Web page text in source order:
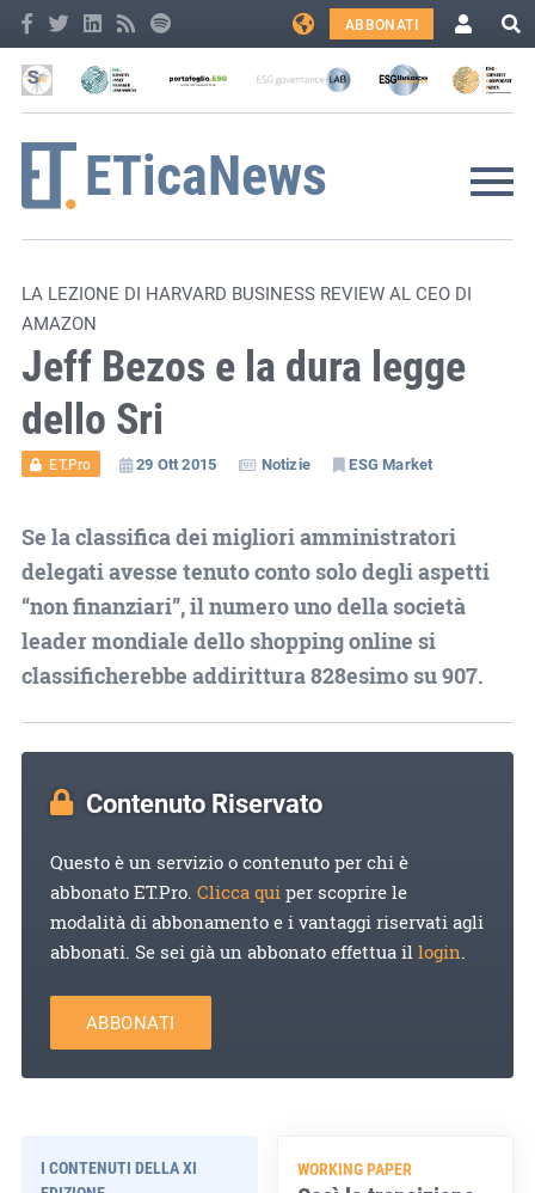
ABBONATI
LA LEZIONE DI HARVARD BUSINESS REVIEW AL CEO DI
AMAZON
Jeff Bezos e la dura legge
dello Sri
ET.Pro 29 Ott 2015 Notizie ESG Market
Se la classifica dei migliori amministratori
delegati avesse tenuto conto solo degli aspetti
“non finanziari”, il numero uno della società
leader mondiale dello shopping online si
classificherebbe addirittura 828esimo su 907.
Contenuto Riservato
Questo è un servizio o contenuto per chi è
abbonato ET.Pro. Clicca quiper scoprire le
modalità di abbonamento e i vantaggi riservati agli
abbonati. Se sei già un abbonato effettua illogin.
ABBONATI
I CONTENUTI DELLA XI
WORKING PAPER